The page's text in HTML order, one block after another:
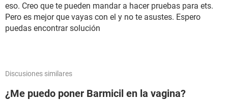
eso. Creo que te pueden mandar a hacer pruebas para ets.
Pero es mejor que vayas con el y no te asustes. Espero
puedas encontrar solución
Discusiones similares
¿Me puedo poner Barmicil en la vagina?